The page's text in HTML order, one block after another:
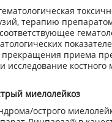
терапию
прекращения приема
исследование костного
миелолейкоз
острого